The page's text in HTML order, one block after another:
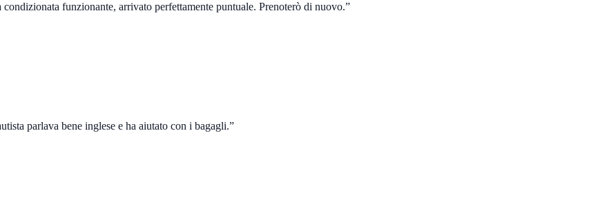
funzionante, arrivato perfettamente puntuale. Prenoterò di nuovo.”
parlava bene inglese e ha aiutato con i bagagli.”